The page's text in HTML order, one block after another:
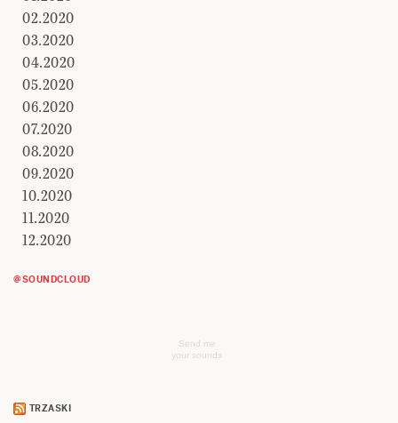
02.2020
03.2020
04.2020
05.2020
06.2020
07.2020
08.2020
09.2020
10.2020
11.2020
12.2020
@SOUNDCLOUD
Send me
your sounds
TRZASKI